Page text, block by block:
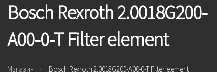
Bosch Rexroth 2.0018G200-
A00-0-T Filter element
Магазин Bosch Rexroth 2.0018G200-A00-0-T Filter element